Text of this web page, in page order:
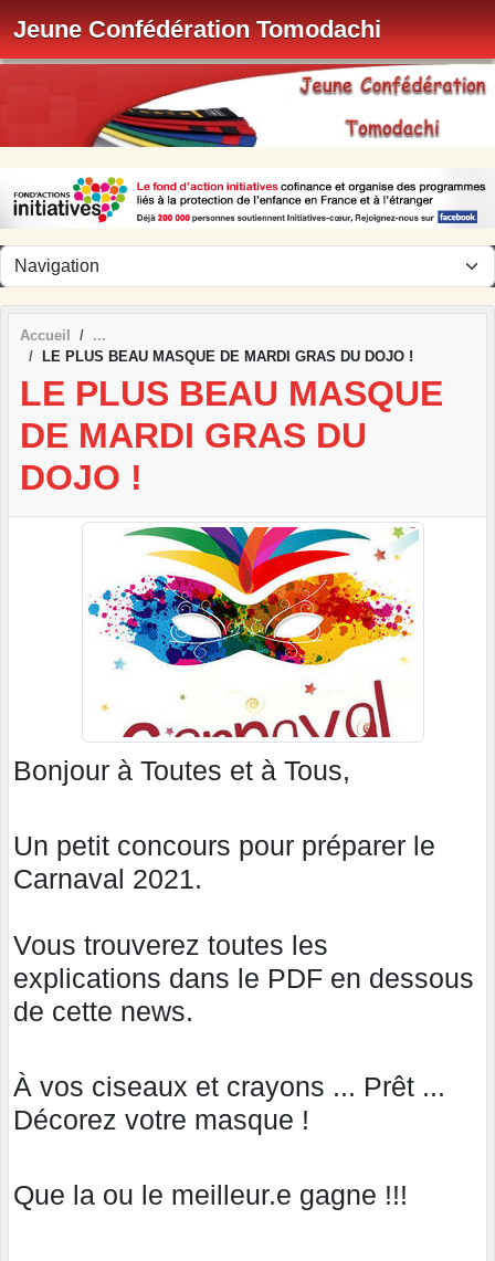
Jeune Confédération Tomodachi
Accueil
LE PLUS BEAU MASQUE DE MARDI GRAS DU DOJO !
LE PLUS BEAU MASQUE
DE MARDI GRAS DU
DOJO !
Bonjour à Toutes et à Tous,
Un petit concours pour préparer le
Carnaval 2021.
Vous trouverez toutes les
explications dans le PDF en dessous
de cette news.
À vos ciseaux et crayons ... Prêt ...
Décorez votre masque !
Que la ou le meilleur.e gagne !!!